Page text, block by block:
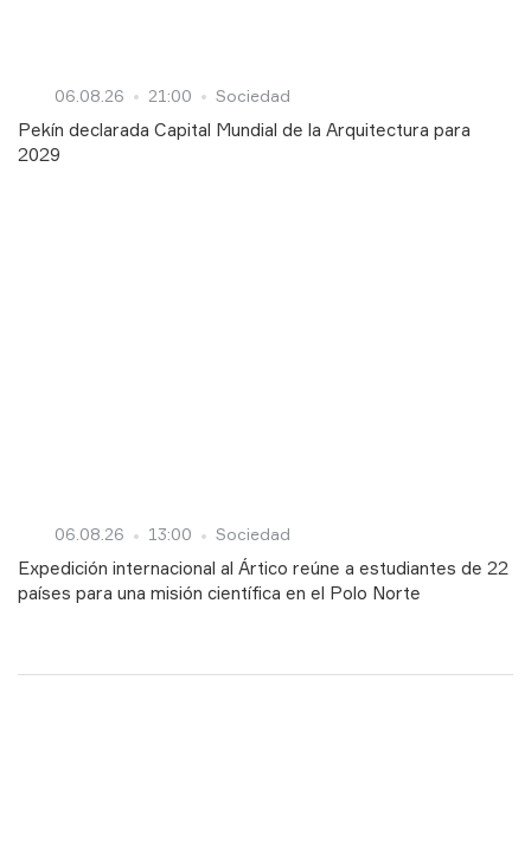
06.08.26 21:00 Sociedad
Pekín declarada Capital Mundial de la Arquitectura para
2029
06.08.26 13:00 Sociedad
Expedición internacional al Ártico reúne a estudiantes de 22
países para una misión científica en el Polo Norte